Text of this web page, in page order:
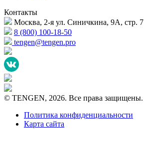
Контакты
Москва, 2-я ул. Синичкина, 9А, стр. 7
8 (800) 100-18-50
tengen@tengen.pro
© TENGEN, 2026. Все права защищены.
Политика конфиденциальности
Карта сайта